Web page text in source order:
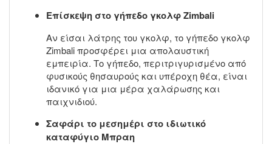
Επίσκεψη στο γήπεδο γκολφ Zimbali
Αν είσαι λάτρης του γκολφ, το γήπεδο γκολφ
Zimbali προσφέρει μια απολαυστική
εμπειρία. Το γήπεδο, περιτριγυρισμένο από
φυσικούς θησαυρούς και υπέροχη θέα, είναι
ιδανικό για μια μέρα χαλάρωσης και
παιχνιδιού.
Σαφάρι το μεσημέρι στο ιδιωτικό
καταφύγιο Μπραη